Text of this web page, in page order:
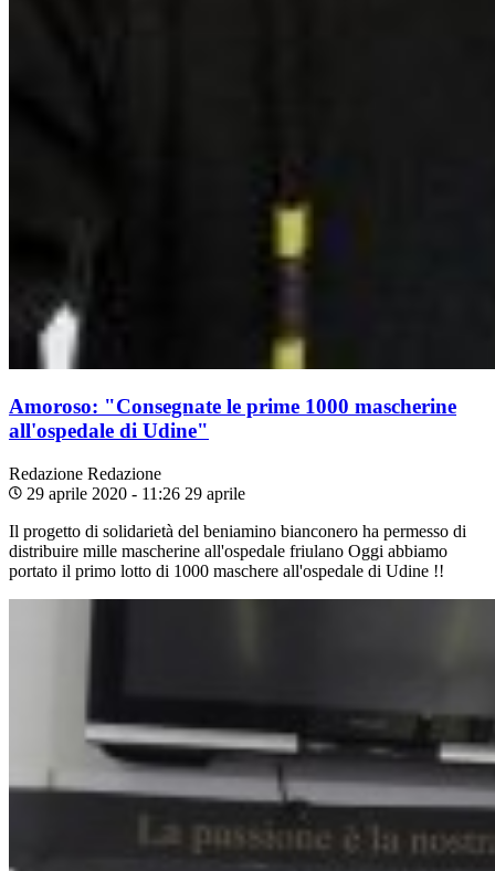
Amoroso: "Consegnate le prime 1000 mascherine
all'ospedale di Udine"
Redazione Redazione
29 aprile 2020 - 11:26 29 aprile
Il progetto di solidarietà del beniamino bianconero ha permesso di
distribuire mille mascherine all'ospedale friulano Oggi abbiamo
portato il primo lotto di 1000 maschere all'ospedale di Udine !!